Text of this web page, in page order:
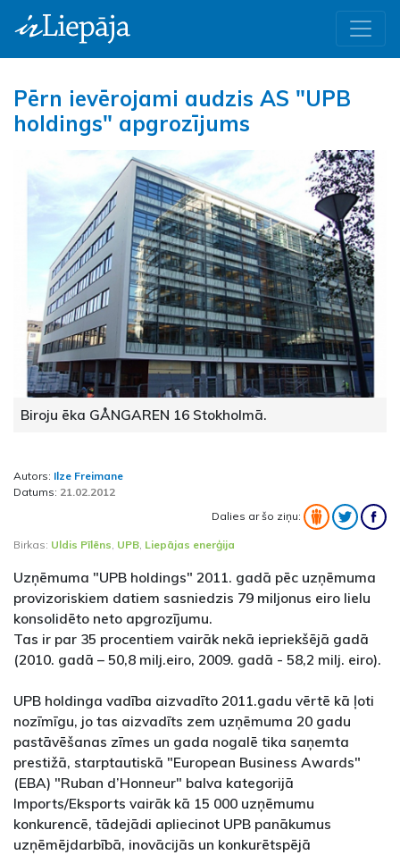
Pērn ievērojami audzis AS "UPB
holdings" apgrozījums
Biroju ēka GÅNGAREN 16 Stokholmā.
Autors: Ilze Freimane
Datums: 21.02.2012
Dalies ar šo ziņu:
Birkas: Uldis Pīlēns, UPB, Liepājas enerģija
Uzņēmuma "UPB holdings" 2011. gadā pēc uzņēmuma
provizoriskiem datiem sasniedzis 79 miljonus eiro lielu
konsolidēto neto apgrozījumu.
Tas ir par 35 procentiem vairāk nekā iepriekšējā gadā
(2010. gadā – 50,8 milj.eiro, 2009. gadā - 58,2 milj. eiro).
UPB holdinga vadība aizvadīto 2011.gadu vērtē kā ļoti
nozīmīgu, jo tas aizvadīts zem uzņēmuma 20 gadu
pastāvēšanas zīmes un gada nogalē tika saņemta
prestižā, starptautiskā "European Business Awards"
(EBA) "Ruban d’Honneur" balva kategorijā
Imports/Eksports vairāk kā 15 000 uzņēmumu
konkurencē, tādejādi apliecinot UPB panākumus
uzņēmējdarbībā, inovācijās un konkurētspējā